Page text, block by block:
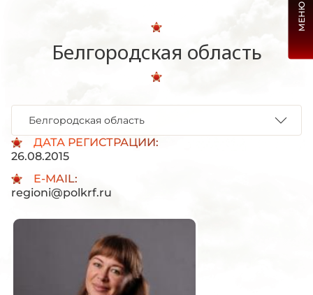
Белгородская область
ДАТА РЕГИСТРАЦИИ:
26.08.2015
E-MAIL:
regioni@polkrf.ru
Белгородская область
МЕНЮ